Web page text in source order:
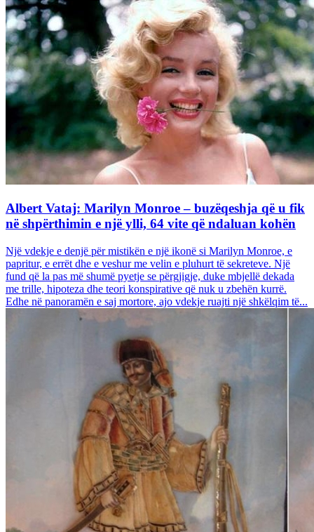
Albert Vataj: Marilyn Monroe – buzëqeshja që u fik
në shpërthimin e një ylli, 64 vite që ndaluan kohën
Një vdekje e denjë për mistikën e një ikonë si Marilyn Monroe, e
papritur, e errët dhe e veshur me velin e pluhurt të sekreteve. Një
fund që la pas më shumë pyetje se përgjigje, duke mbjellë dekada
me trille, hipoteza dhe teori konspirative që nuk u zbehën kurrë.
Edhe në panoramën e saj mortore, ajo vdekje ruajti një shkëlqim të...